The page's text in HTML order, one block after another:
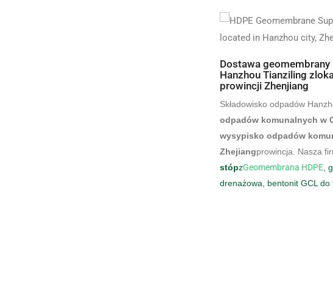
Dostawa
Hanzhou Tianziling
prowincji Zhenjiang
Składowisko odpadów
odpadów komunalnych w
wysypisko odpadów
Zhejiangprowincja. Nasza
stópzGeomembrana HDPE ,
drenażowa, bentonit GCL